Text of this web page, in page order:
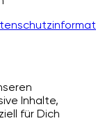
Inhalte,
für Dich